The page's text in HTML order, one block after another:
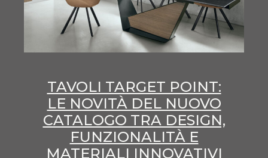
TAVOLI TARGET POINT:
LE NOVITÀ DEL NUOVO
CATALOGO TRA DESIGN,
FUNZIONALITÀ E
MATERIALI INNOVATIVI